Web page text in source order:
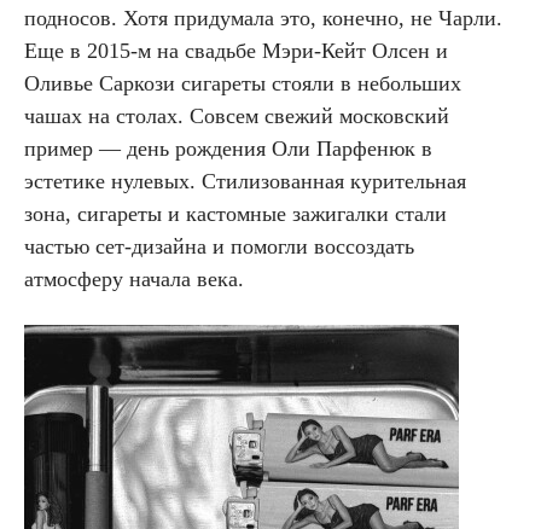
подносов. Хотя придумала это, конечно, не Чарли.
Еще в 2015-м на свадьбе Мэри-Кейт Олсен и
Оливье Саркози сигареты стояли в небольших
чашах на столах. Совсем свежий московский
пример — день рождения Оли Парфенюк в
эстетике нулевых. Стилизованная курительная
зона, сигареты и кастомные зажигалки стали
частью сет-дизайна и помогли воссоздать
атмосферу начала века.